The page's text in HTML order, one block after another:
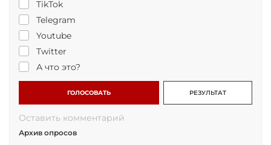
TikTok
Telegram
Youtube
Twitter
А что это?
ГОЛОСОВАТЬ РЕЗУЛЬТАТ
Оставить комментарий
Архив опросов